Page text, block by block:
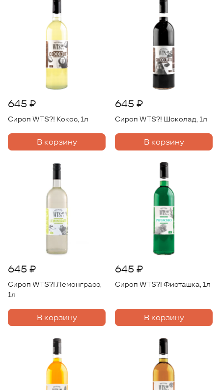
645 ₽
Сироп WTS?! Кокос, 1л
В корзину
645 ₽
Сироп WTS?! Шоколад, 1л
В корзину
645 ₽
Сироп WTS?! Лемонграсс,
1л
В корзину
645 ₽
Сироп WTS?! Фисташка, 1л
В корзину